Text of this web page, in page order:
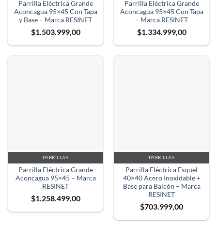
Parrilla Eléctrica Grande
Aconcagua 95×45 Con Tapa
y Base – Marca RESINET
$1.503.999,00
Parrilla Eléctrica Grande
Aconcagua 95×45 Con Tapa
– Marca RESINET
$1.334.999,00
PARRILLAS
Parrilla Eléctrica Grande
Aconcagua 95×45 – Marca
RESINET
$1.258.499,00
PARRILLAS
Parrilla Eléctrica Esquel
40×40 Acero Inoxidable +
Base para Balcón – Marca
RESINET
$703.999,00